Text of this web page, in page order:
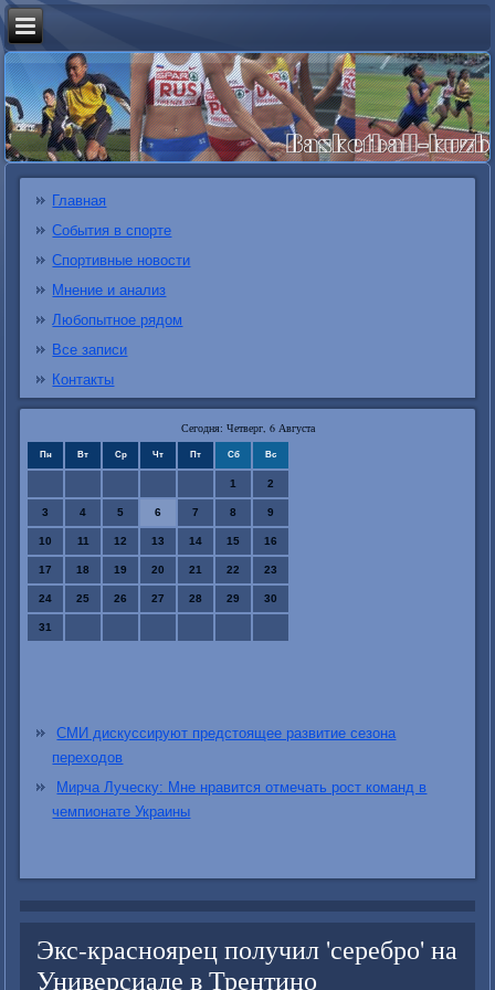
Главная
События в спорте
Спортивные новости
Мнение и анализ
Любопытное рядом
Все записи
Контакты
Сегодня: Четверг, 6 Августа
Пн Вт Ср Чт Пт Сб Вс
1 2
3 4 5 6 7 8 9
10 11 12 13 14 15 16
17 18 19 20 21 22 23
24 25 26 27 28 29 30
31
СМИ дискуссируют предстоящее развитие сезона
переходов
Мирча Луческу: Мне нравится отмечать рост команд в
чемпионате Украины
Экс-красноярец получил 'серебро' на
Универсиаде в Трентино